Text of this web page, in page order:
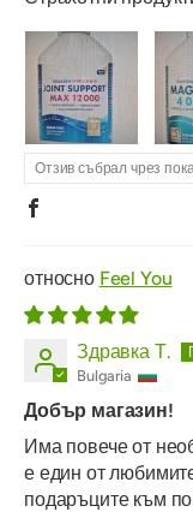
Отзив събрал чрез
Feel You
Здравка Т.
Bulgaria
Добър магазин!
Има повече от
е един от
подаръците към